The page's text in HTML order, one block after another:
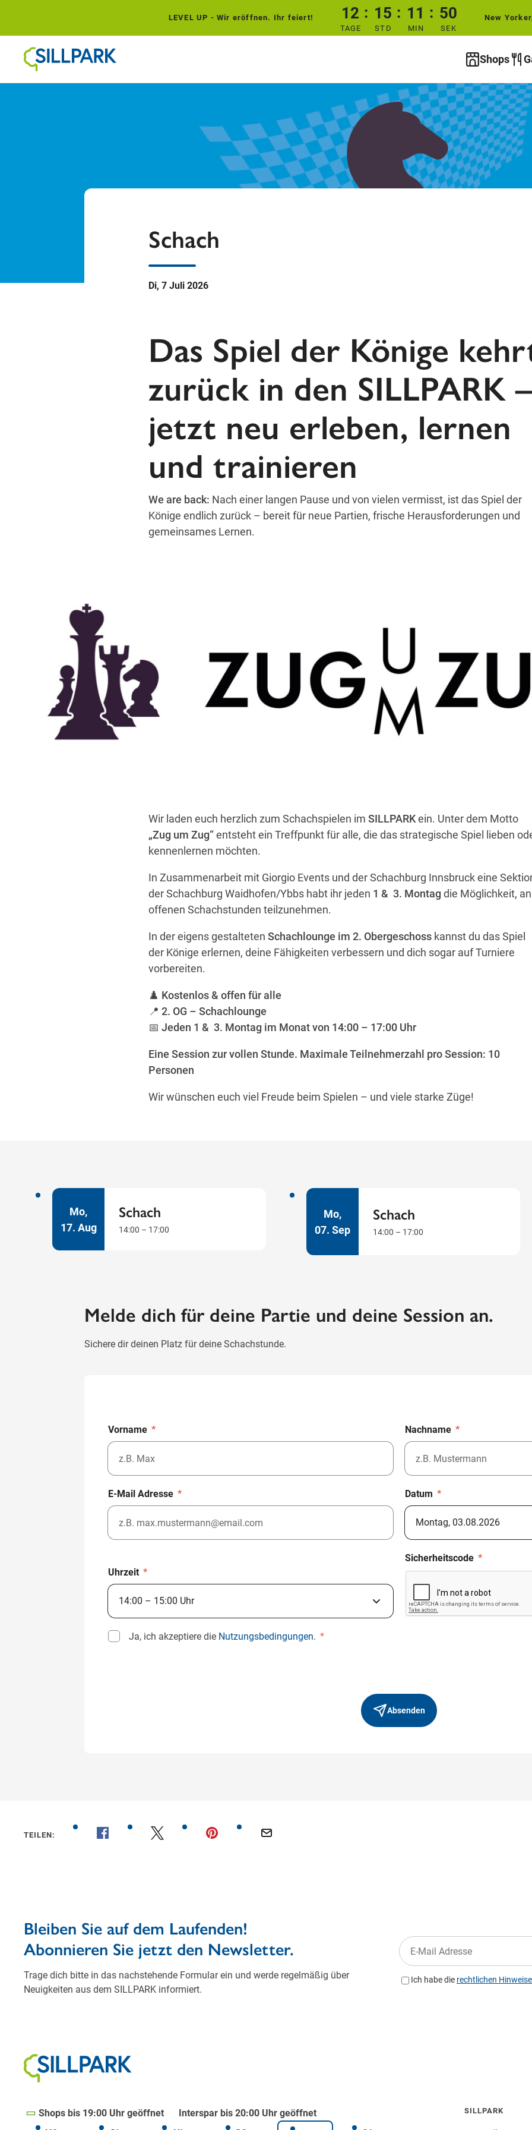
LEVEL UP - Wir eröffnen. Ihr feiert! 12
TAGE
15
STD
11
MIN
49
SEK
New
Shops
Schach
Di, 7 Juli 2026
Das Spiel der Könige
zurück in den SILLPARK –
jetzt neu erleben, lernen
und trainieren
We are back: Nach einer langen Pause und von vielen vermisst, ist das Spiel der
Könige endlich zurück – bereit für neue Partien, frische Herausforderungen und
gemeinsames Lernen.
Wir laden euch herzlich zum Schachspielen im SILLPARK ein. Unter dem Motto
„Zug um Zug“entsteht ein Treffpunkt für alle, die das strategische Spiel lieben
kennenlernen möchten.
In Zusammenarbeit mit Giorgio Eventsund der Schachburg Innsbruck eine
der Schachburg Waidhofen/Ybbs habt ihr jeden 1 & 3. Montag die Möglichkeit, an
offenen Schachstunden teilzunehmen.
In der eigens gestalteten Schachlounge im 2. Obergeschosskannst du das Spiel
der Könige erlernen, deine Fähigkeiten verbessern und dich sogar auf Turniere
vorbereiten.
♟️ Kostenlos & offen für alle
📍 2. OG – Schachlounge
📅 Jeden 1 & 3. Montag im Monat von 14:00 – 17:00 Uhr
Eine Session zur vollen Stunde. Maximale Teilnehmerzahl pro Session: 10
Personen
Wir wünschen euch viel Freude beim Spielen – und viele starke Züge!
Mo,
17. Aug
Schach
14:00 – 17:00
Mo,
07. Sep
Schach
14:00 – 17:00
Melde dich für deine Partie und deine Session an.
Sichere dir deinen Platz für deine Schachstunde.
Vorname * Nachname *
E-Mail Adresse * Datum *
Uhrzeit *
Sicherheitscode *
Ja, ich akzeptiere die Nutzungsbedingungen. *
Absenden
TEILEN:
Shops bis 19:00 Uhr geöffnet Interspar bis 20:00 Uhr geöffnet SILLPARK